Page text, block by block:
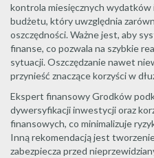
kontrola miesięcznych
budżetu, który uwzględnia
oszczędności. Ważne jest, aby
finanse, co pozwala na szybkie
sytuacji. Oszczędzanie nawet
przynieść znaczące korzyści w
Ekspert finansowy Grodków
dywersyfikacji inwestycji oraz
finansowych, co minimalizuje
Inną rekomendacją jest
zabezpiecza przed